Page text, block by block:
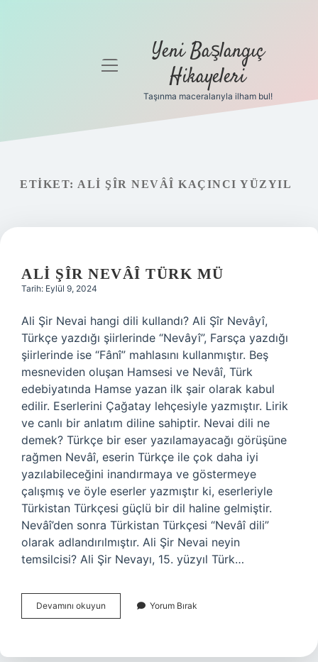
Gizlilik
Yasal Uyarı
Hakkımızda
menüyü
Yeni Başlangıç
Hikayeleri
Taşınma maceralarıyla ilham bul!
ETIKET: ALI ŞÎR NEVÂÎ KAÇINCI YÜZYIL
ALI ŞÎR NEVÂÎ TÜRK MÜ
Tarih: Eylül 9, 2024
Ali Şir Nevai hangi dili kullandı? Ali Şîr Nevâyî,
Türkçe yazdığı şiirlerinde “Nevâyî”, Farsça yazdığı
şiirlerinde ise “Fânî” mahlasını kullanmıştır. Beş
mesneviden oluşan Hamsesi ve Nevâî, Türk
edebiyatında Hamse yazan ilk şair olarak kabul
edilir. Eserlerini Çağatay lehçesiyle yazmıştır. Lirik
ve canlı bir anlatım diline sahiptir. Nevai dili ne
demek? Türkçe bir eser yazılamayacağı görüşüne
rağmen Nevâî, eserin Türkçe ile çok daha iyi
yazılabileceğini inandırmaya ve göstermeye
çalışmış ve öyle eserler yazmıştır ki, eserleriyle
Türkistan Türkçesi güçlü bir dil haline gelmiştir.
Nevâî’den sonra Türkistan Türkçesi “Nevâî dili”
olarak adlandırılmıştır. Ali Şir Nevai neyin
temsilcisi? Ali Şir Nevayı, 15. yüzyıl Türk…
Devamını okuyun
Şîr
Mü
Yorum Bırak